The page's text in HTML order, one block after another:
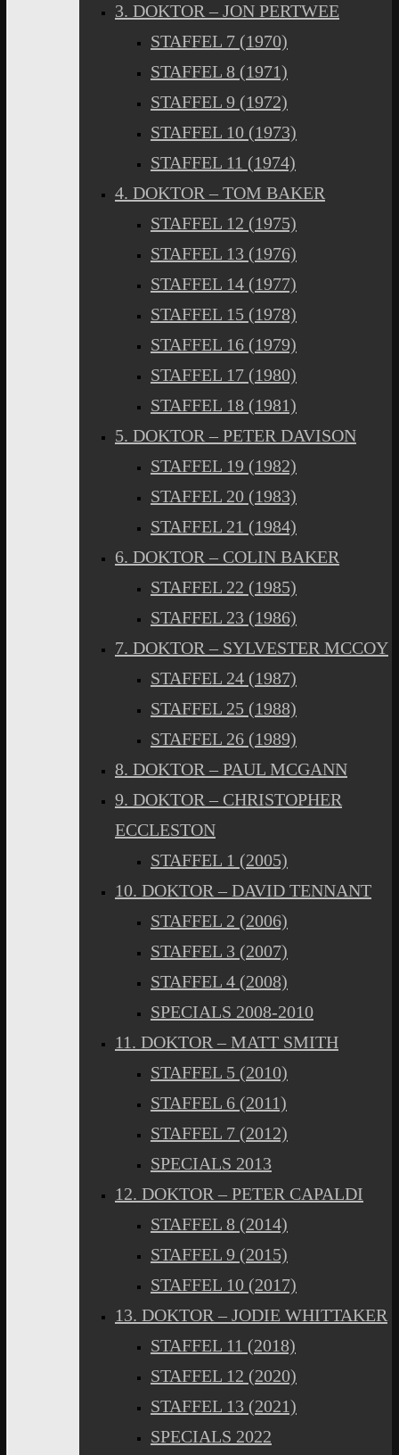
3. DOKTOR – JON PERTWEE
STAFFEL 7 (1970)
STAFFEL 8 (1971)
STAFFEL 9 (1972)
STAFFEL 10 (1973)
STAFFEL 11 (1974)
4. DOKTOR – TOM BAKER
STAFFEL 12 (1975)
STAFFEL 13 (1976)
STAFFEL 14 (1977)
STAFFEL 15 (1978)
STAFFEL 16 (1979)
STAFFEL 17 (1980)
STAFFEL 18 (1981)
5. DOKTOR – PETER DAVISON
STAFFEL 19 (1982)
STAFFEL 20 (1983)
STAFFEL 21 (1984)
6. DOKTOR – COLIN BAKER
STAFFEL 22 (1985)
STAFFEL 23 (1986)
7. DOKTOR – SYLVESTER MCCOY
STAFFEL 24 (1987)
STAFFEL 25 (1988)
STAFFEL 26 (1989)
8. DOKTOR – PAUL MCGANN
9. DOKTOR – CHRISTOPHER
ECCLESTON
STAFFEL 1 (2005)
10. DOKTOR – DAVID TENNANT
STAFFEL 2 (2006)
STAFFEL 3 (2007)
STAFFEL 4 (2008)
SPECIALS 2008-2010
11. DOKTOR – MATT SMITH
STAFFEL 5 (2010)
STAFFEL 6 (2011)
STAFFEL 7 (2012)
SPECIALS 2013
12. DOKTOR – PETER CAPALDI
STAFFEL 8 (2014)
STAFFEL 9 (2015)
STAFFEL 10 (2017)
13. DOKTOR – JODIE WHITTAKER
STAFFEL 11 (2018)
STAFFEL 12 (2020)
STAFFEL 13 (2021)
SPECIALS 2022